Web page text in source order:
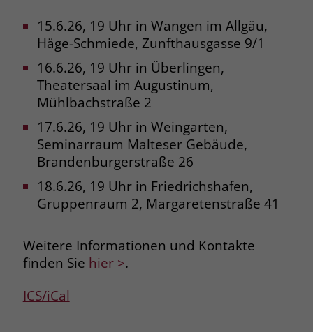
15.6.26, 19 Uhr in Wangen im Allgäu,
Häge-Schmiede, Zunfthausgasse 9/1
16.6.26, 19 Uhr in Überlingen,
Theatersaal im Augustinum,
Mühlbachstraße 2
17.6.26, 19 Uhr in Weingarten,
Seminarraum Malteser Gebäude,
Brandenburgerstraße 26
18.6.26, 19 Uhr in Friedrichshafen,
Gruppenraum 2, Margaretenstraße 41
Weitere Informationen und Kontakte
finden Sie hier >.
ICS/iCal
Name _fbp
Anbieter Facebook
Laufzeit 3 Monate
Zweck
Der Zweck von _fbp ist vollständig auf
die Werbe- und Analysebemühungen
von Facebook zurückzuführen. Dieses
Cookie ist ein Erstanbieter-Cookie, d. h.
Facebook platziert es, während ein
Verbraucher auf Facebook ist. Dieses
Cookie verfolgt die Besuche eines
und meldet dieses Verhalten an
Facebook. Facebook kann dann die